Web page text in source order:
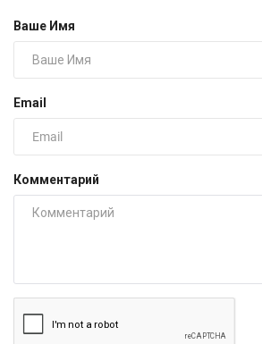
Ваше Имя
Email
Комментарий